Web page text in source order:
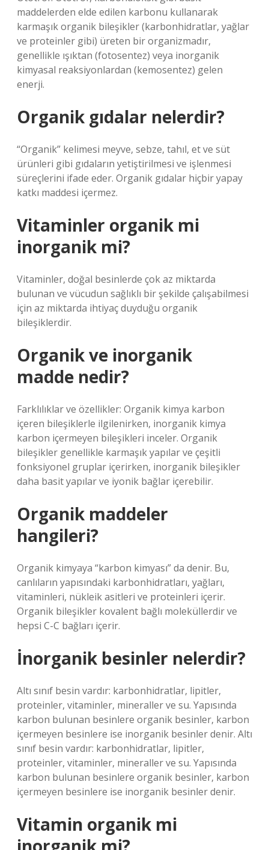
maddelerden elde edilen karbonu kullanarak
karmaşık organik bileşikler (karbonhidratlar, yağlar
ve proteinler gibi) üreten bir organizmadır,
genellikle ışıktan (fotosentez) veya inorganik
kimyasal reaksiyonlardan (kemosentez) gelen
enerji.
Organik gıdalar nelerdir?
“Organik” kelimesi meyve, sebze, tahıl, et ve süt
ürünleri gibi gıdaların yetiştirilmesi ve işlenmesi
süreçlerini ifade eder. Organik gıdalar hiçbir yapay
katkı maddesi içermez.
Vitaminler organik mi
inorganik mi?
Vitaminler, doğal besinlerde çok az miktarda
bulunan ve vücudun sağlıklı bir şekilde çalışabilmesi
için az miktarda ihtiyaç duyduğu organik
bileşiklerdir.
Organik ve inorganik
madde nedir?
Farklılıklar ve özellikler: Organik kimya karbon
içeren bileşiklerle ilgilenirken, inorganik kimya
karbon içermeyen bileşikleri inceler. Organik
bileşikler genellikle karmaşık yapılar ve çeşitli
fonksiyonel gruplar içerirken, inorganik bileşikler
daha basit yapılar ve iyonik bağlar içerebilir.
Organik maddeler
hangileri?
Organik kimyaya “karbon kimyası” da denir. Bu,
canlıların yapısındaki karbonhidratları, yağları,
vitaminleri, nükleik asitleri ve proteinleri içerir.
Organik bileşikler kovalent bağlı moleküllerdir ve
hepsi C-C bağları içerir.
İnorganik besinler nelerdir?
Altı sınıf besin vardır: karbonhidratlar, lipitler,
proteinler, vitaminler, mineraller ve su. Yapısında
karbon bulunan besinlere organik besinler, karbon
içermeyen besinlere ise inorganik besinler denir. Altı
sınıf besin vardır: karbonhidratlar, lipitler,
proteinler, vitaminler, mineraller ve su. Yapısında
karbon bulunan besinlere organik besinler, karbon
içermeyen besinlere ise inorganik besinler denir.
Vitamin organik mi